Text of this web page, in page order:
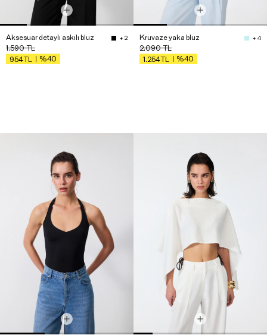
Aksesuar detaylı askılı bluz + 2
1.590TL
954TL %40
Kruvaze yaka bluz + 4
2.090TL
1.254TL %40